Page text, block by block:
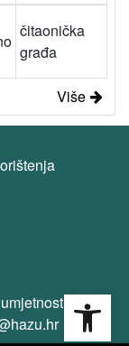
čitaonička
građa
Više
Sva